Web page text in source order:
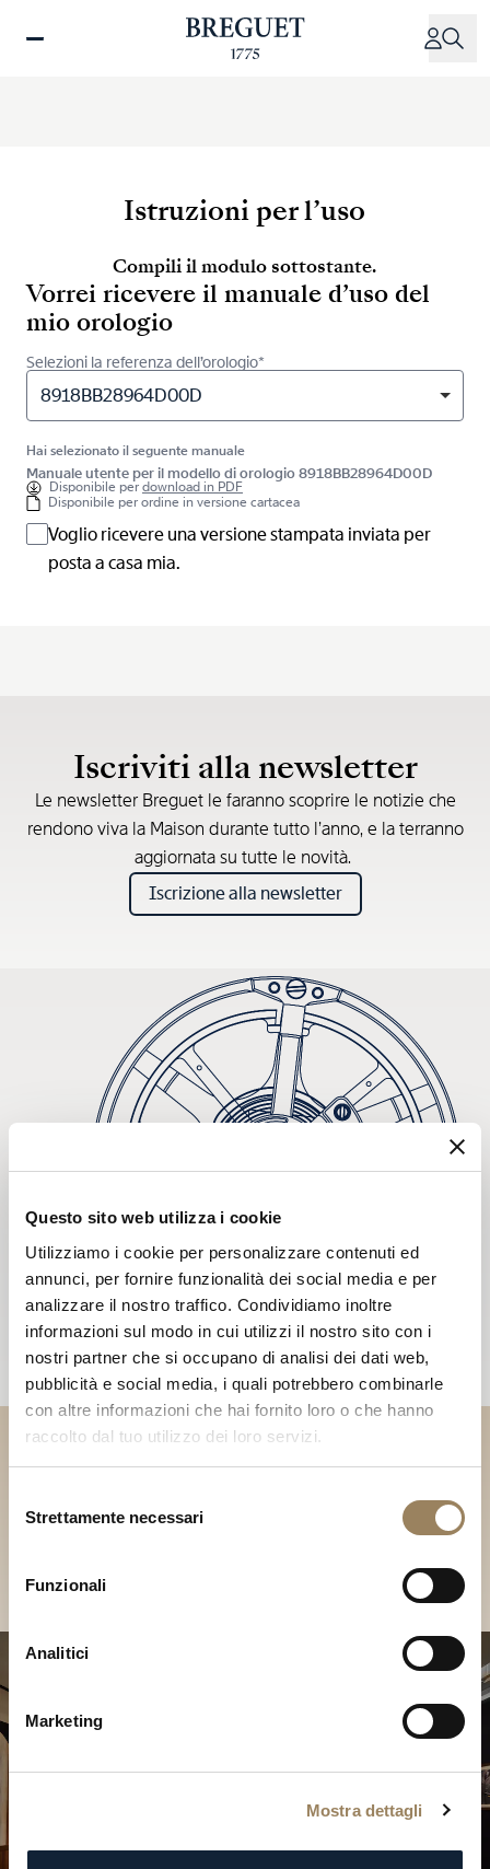
Questo sito web utilizza i cookie
Utilizziamo i cookie per personalizzare contenuti ed
annunci, per fornire funzionalità dei social media e per
analizzare il nostro traffico. Condividiamo inoltre
informazioni sul modo in cui utilizzi il nostro sito con i
nostri partner che si occupano di analisi dei dati web,
pubblicità e social media, i quali potrebbero combinarle
con altre informazioni che hai fornito loro o che hanno
raccolto dal tuo utilizzo dei loro servizi.
delStrettamente necessari
Funzionali
Analitici
Marketing
Mostra dettagli
Istruzioni per l’uso
Compili il modulo sottostante.
Vorrei ricevere il manuale d’uso del
mio orologio
Selezioni la referenza dell’orologio*
8918BB28964D00D
Hai selezionato il seguente manuale
Manuale utente per il modello di orologio 8918BB28964D00D
Disponibile perdownload in PDF
Disponibile per ordine in versione cartacea
Voglio ricevere una versione stampata inviata per
posta a casa mia.
Iscriviti alla newsletter
Le newsletter Breguet le faranno scoprire le notizie che
rendono viva la Maison durante tutto l’anno, e la terranno
aggiornata su tutte le novità.
Iscrizione alla newsletter
Scopri le nostre collezioni in
Boutique